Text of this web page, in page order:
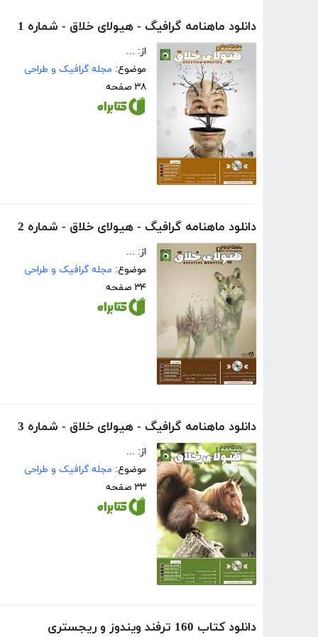
دانلود ماهنامه گرافیگ - هیولای خلاق - شماره 1
از: ...
موضوع: مجله گرافیک و طراحی
۳۸ صفحه
دانلود ماهنامه گرافیگ - هیولای خلاق - شماره 2
از: ...
موضوع: مجله گرافیک و طراحی
۳۴ صفحه
دانلود ماهنامه گرافیگ - هیولای خلاق - شماره 3
از: ...
موضوع: مجله گرافیک و طراحی
۳۳ صفحه
دانلود کتاب 160 ترفند ویندوز و ریجستری